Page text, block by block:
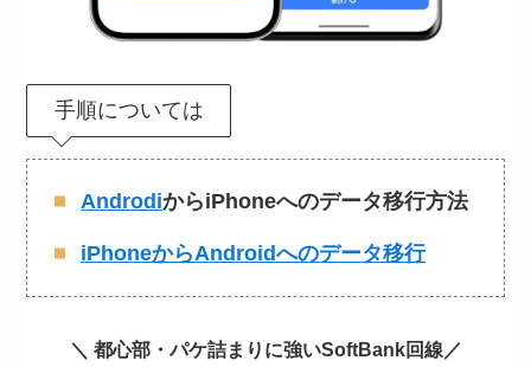
手順については
AndrodiからiPhoneへのデータ移行方法
iPhoneからAndroidへのデータ移行
＼ 都心部・パケ詰まりに強いSoftBank回線／